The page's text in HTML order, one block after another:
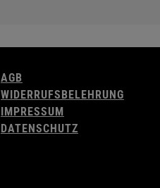
AGB
WIDERRUFSBELEHRUNG
IMPRESSUM
DATENSCHUTZ